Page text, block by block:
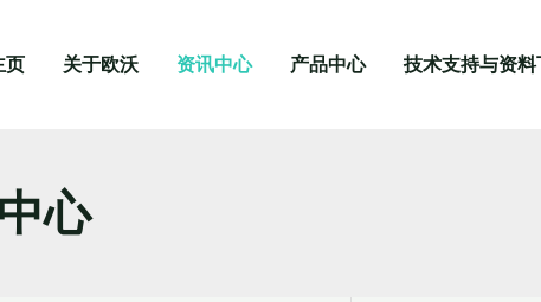
页 关于欧沃 资讯中心 产品中心 技术支持与资料
心